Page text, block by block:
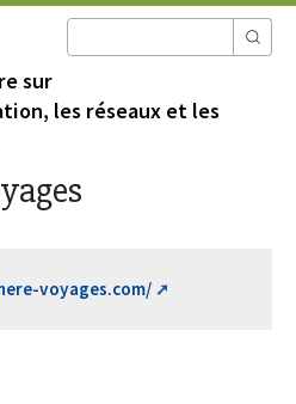
sur
les réseaux et les
voyages.com/